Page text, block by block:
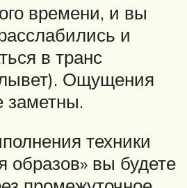
времени, и вы
и
в транс
Ощущения
заметны.
техники
образов» вы будете